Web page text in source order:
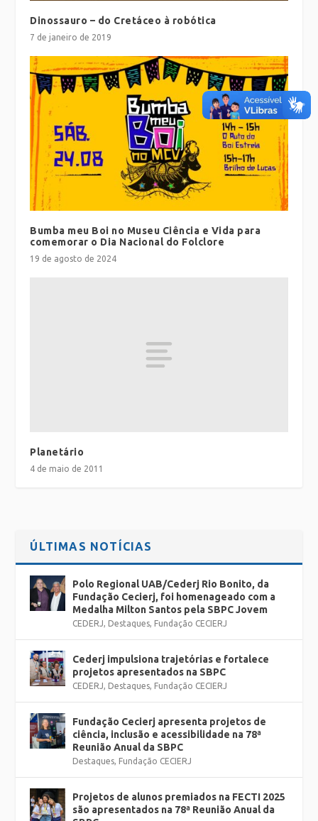
Dinossauro – do Cretáceo à robótica
7 de janeiro de 2019
Bumba meu Boi no Museu Ciência e Vida para
comemorar o Dia Nacional do Folclore
19 de agosto de 2024
Planetário
4 de maio de 2011
ÚLTIMAS NOTÍCIAS
Polo Regional UAB/Cederj Rio Bonito, da
Fundação Cecierj, foi homenageado com a
Medalha Milton Santos pela SBPC Jovem
CEDERJ Destaques Fundação CECIERJ
Cederj impulsiona trajetórias e fortalece
projetos apresentados na SBPC
CEDERJ Destaques Fundação CECIERJ
Fundação Cecierj apresenta projetos de
ciência, inclusão e acessibilidade na 78ª
Reunião Anual da SBPC
Destaques Fundação CECIERJ
Projetos de alunos premiados na FECTI 2025
são apresentados na 78ª Reunião Anual da